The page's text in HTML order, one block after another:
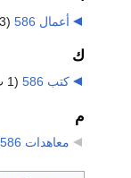
أعمال 586 (3 ت)
ك
كتب 586 (1 ت، 1 ص)
م
معاهدات 586